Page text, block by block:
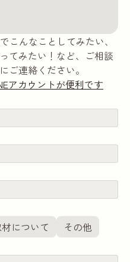
こんなことしてみたい、
てみたい！など、ご相談
ご連絡ください。
アカウントが便利です
について その他